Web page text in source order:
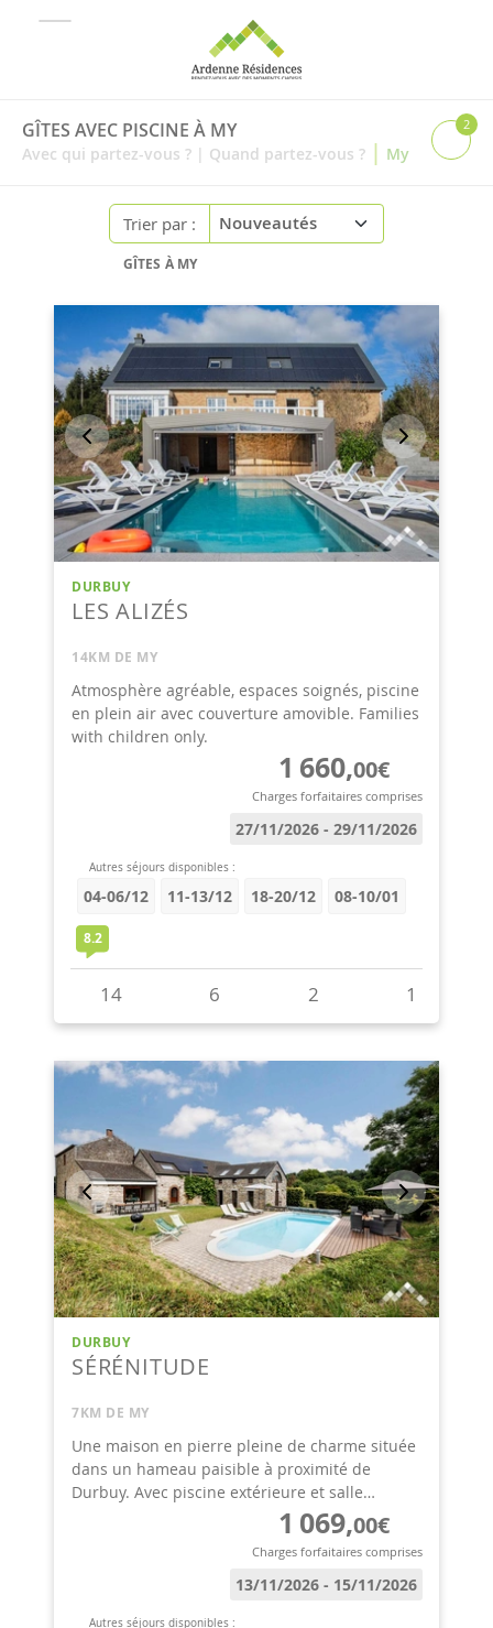
GÎTES AVEC PISCINE À MY
Avec qui partez-vous ? | Quand partez-vous ? | My
2
Trier par :
GÎTES À MY